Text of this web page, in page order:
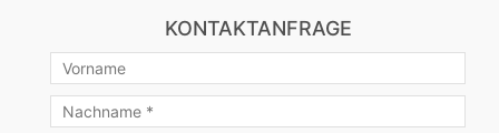
KONTAKTANFRAGE